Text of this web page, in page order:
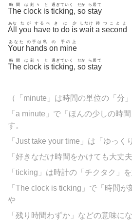
The
時間
clock
は刻々
is
と
ticking
過ぎていく
, so
だか
stay
ら居て
All
あな
you
たが
have
するべ
to
き
do
は
is
少
wait
しだけ
a
待
second
つことよ
Your
あなた
hands
の手は私
on
の
mine
手の上
The
時間
clock
は刻々
is
と
ticking
過ぎていく
, so
だか
stay
ら居て
（「 minute」は時間の単位の「分
「a minute」で「ほんの少しの時
す。
「Just take your time」は「ゆっく
「好きなだけ時間をかけても大丈
「 ticking」は時計の「チクタク」
「The clock is ticking」で「時間が
や
「残り時間わずか」などの意味にな